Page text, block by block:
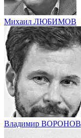
Михаил ЛЮБИМОВ
Владимир ВОРОНОВ